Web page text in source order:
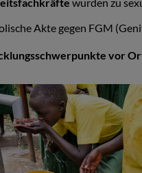
Akte gegen FGM
vor